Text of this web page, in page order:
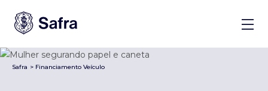
Safra > Financiamento Veículo